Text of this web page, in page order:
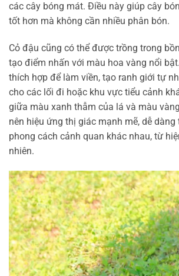
các cây bóng mát. Điều này giúp cây
tốt hơn mà không cần nhiều phân bón.
Cỏ đậu cũng có thể được trồng trong
tạo điểm nhấn với màu hoa vàng nổi
thích hợp để làm viền, tạo ranh giới tự
cho các lối đi hoặc khu vực tiểu cảnh
giữa màu xanh thẫm của lá và màu
nên hiệu ứng thị giác mạnh mẽ, dễ
phong cách cảnh quan khác nhau, từ
nhiên.